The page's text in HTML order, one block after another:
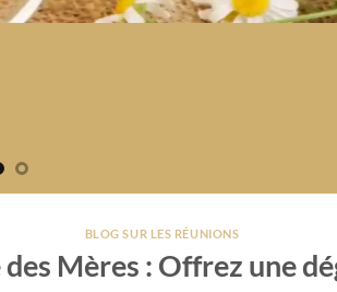
BLOG SUR LES RÉUNIONS
Mères : Offrez une